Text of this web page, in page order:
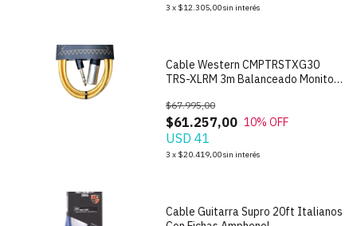
3 x $12.305,00sin interés
Cable Western CMPTRSTXG30
TRS-XLRM 3m Balanceado Monitor
$61.257,00
$67.995,00
10% OFF
USD 41
3 x $20.419,00sin interés
Cable Guitarra Supro 20ft Italianos